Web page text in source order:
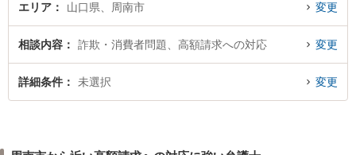
エリア 山口県、周南市 変更
相談内容 詐欺・消費者問題、高額請求への対応 変更
詳細条件 未選択 変更